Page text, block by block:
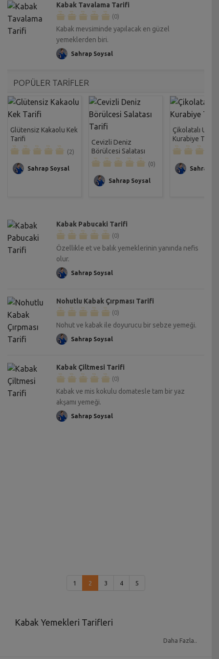
Kabak Tavalama Tarifi
(0)
Kabak mevsiminde yapılacak en güzel
yemeklerden biri.
Sahrap Soysal
POPÜLER TARİFLER
Glütensiz Kakaolu Kek
Tarifi
(2)
Sahrap Soysal
Cevizli Deniz
Börülcesi Salatası
Tarifi
(0)
Sahrap Soysal
Çikolatalı
Kurabiye Tarifi
Sahrap
Kabak Pabucaki Tarifi
(0)
Özellikle et ve balık yemeklerinin yanında nefis
olur.
Sahrap Soysal
Nohutlu Kabak Çırpması Tarifi
(0)
Nohut ve kabak ile doyurucu bir sebze yemeği.
Sahrap Soysal
Kabak Çiltmesi Tarifi
(0)
Kabak ve mis kokulu domatesle tam bir yaz
akşamı yemeği.
Sahrap Soysal
1 2 3 4 5
Kabak Yemekleri Tarifleri
Sağlıklı beslenmek isteyenler ve sebze sevenler için
Daha Fazla..